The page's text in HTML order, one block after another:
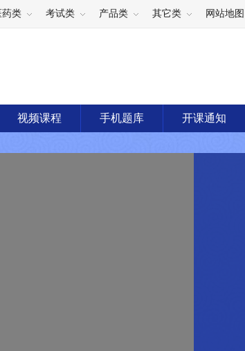
药类 考试类 产品类 其它类 网站地图
视频课程 手机题库 开课通知